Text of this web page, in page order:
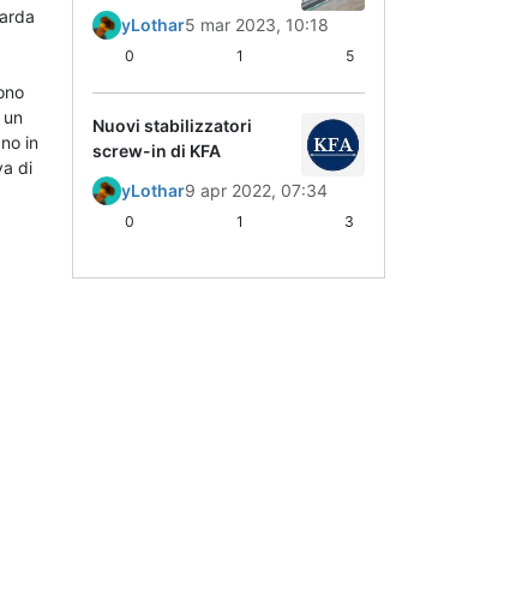
un
in
di
yLothar5 mar 2023, 10:18
0 1 5
Nuovi stabilizzatori
screw-in di KFA
yLothar9 apr 2022, 07:34
0 1 3